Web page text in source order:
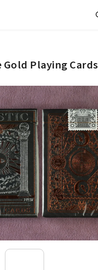
Gold Playing Cards